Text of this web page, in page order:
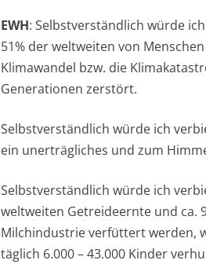
EWH: Selbstverständlich würde
51% der weltweiten von
Klimawandel bzw. die
Generationen zerstört.
Selbstverständlich würde ich
ein unerträgliches und zum
Selbstverständlich würde ich
weltweiten Getreideernte und ca.
Milchindustrie verfüttert werden,
täglich 6.000 – 43.000 Kinder